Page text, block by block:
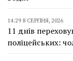
14:29 8 СЕРПНЯ, 2026
11 днів
поліцейських: